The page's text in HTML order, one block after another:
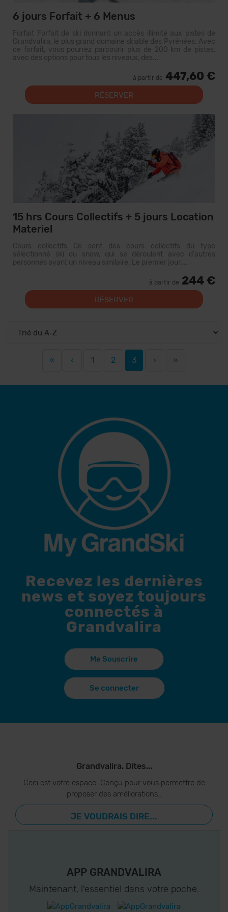
6 jours Forfait + 6 Menus
Forfait Forfait de ski donnant un accès illimité aux pistes de
Grandvalira, le plus grand domaine skiable des Pyrénées. Avec
ce forfait, vous pourrez parcourir plus de 200 km de pistes,
avec des options pour tous les niveaux, des...
à partir de 447,60 €
RÉSERVER
15 hrs Cours Collectifs + 5 jours Location
Materiel
Cours collectifs Ce sont des cours collectifs du type
sélectionné ski ou snow, qui se déroulent avec d'autres
personnes ayant un niveau similaire. Le premier jour,...
à partir de 244 €
RÉSERVER
« ‹ 1 2 3 › »
Recevez les dernières
news et soyez toujours
connectés à
Grandvalira
Me Souscrire
Se connecter
Grandvalira. Dites...
Ceci est votre espace. Conçu pour vous permettre de
proposer des améliorations..
JE VOUDRAIS DIRE...
APP GRANDVALIRA
Maintenant, l'essentiel dans votre poche.